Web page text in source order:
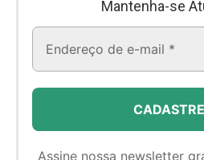
Mantenha-se
Assine nossa newsletter